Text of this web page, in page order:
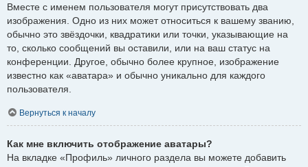
Вместе с именем пользователя могут присутствовать два
изображения. Одно из них может относиться к вашему званию,
обычно это звёздочки, квадратики или точки, указывающие на
то, сколько сообщений вы оставили, или на ваш статус на
конференции. Другое, обычно более крупное, изображение
известно как «аватара» и обычно уникально для каждого
пользователя.
Вернуться к началу
Как мне включить отображение аватары?
На вкладке «Профиль» личного раздела вы можете добавить